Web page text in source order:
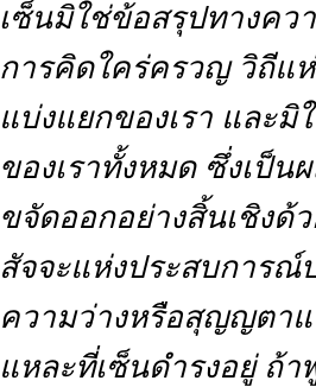
เซ็นมิใช่ข้อสรุปทางคว
การคิดใคร่ครวญ วิถีแ
แบ่งแยกของเรา และมิ
ของเราทั้งหมด ซึ่งเป็น
ขจัดออกอย่างสิ้นเชิงด้
สัจจะแห่งประสบการณ์
ความว่างหรือสุญญตา
แหละที่เซ็นดำรงอยู่ ถ้